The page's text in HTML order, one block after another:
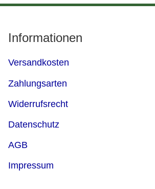
Informationen
Versandkosten
Zahlungsarten
Widerrufsrecht
Datenschutz
AGB
Impressum